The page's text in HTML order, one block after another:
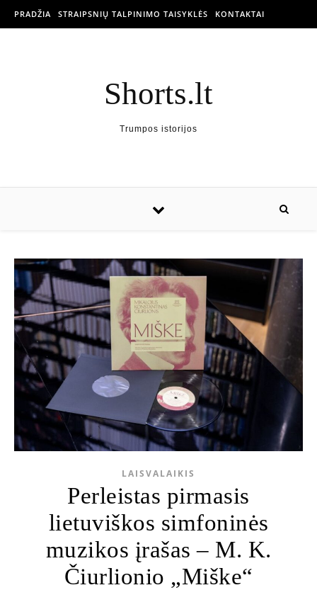
PRADŽIA STRAIPSNIŲ TALPINIMO TAISYKLĖS KONTAKTAI
Shorts.lt
Trumpos istorijos
LAISVALAIKIS
Perleistas pirmasis
lietuviškos simfoninės
muzikos įrašas – M. K.
Čiurlionio „Miške“